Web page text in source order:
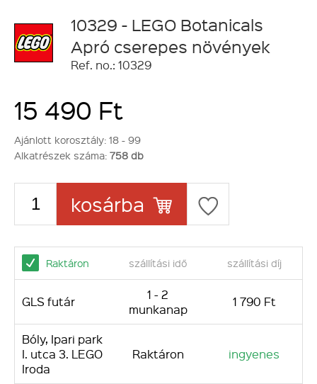
10329 - LEGO Botanicals
Apró cserepes növények
Ref. no.: 10329
15 490 Ft
Ajánlott korosztály: 18 - 99
Alkatrészek száma: 758 db
kosárba
Raktáron szállítási idő szállítási díj
GLS futár
1 - 2
munkanap
1 790 Ft
Bóly, Ipari park
I. utca 3. LEGO
Iroda
Raktáron ingyenes